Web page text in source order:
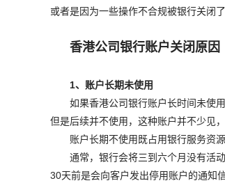
或者是因为一些操作不合规被银行关闭了
香港公司银行账户关闭原因
1、账户长期未使用
如果香港公司银行账户长时间未使
但是后续并不使用，这种账户并不少见
账户长期不使用既占用银行服务资
通常，银行会将三到六个月没有活
30天前是会向客户发出停用账户的通知